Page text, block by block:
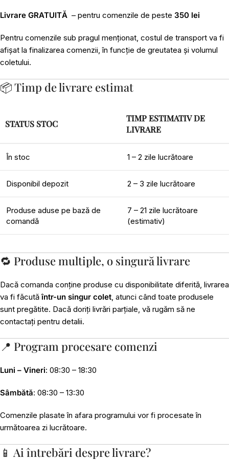
Livrare GRATUITĂ – pentru comenzile de peste 350 lei
Pentru comenzile sub pragul menționat, costul de transport va fi
afișat la finalizarea comenzii, în funcție de greutatea și volumul
coletului.
📦 Timp de livrare estimat
STATUS STOC
TIMP ESTIMATIV DE
LIVRARE
În stoc 1 – 2 zile lucrătoare
Disponibil depozit 2 – 3 zile lucrătoare
Produse aduse pe bază de
comandă
7 – 21 zile lucrătoare
(estimativ)
🔁 Produse multiple, o singură livrare
Dacă comanda conține produse cu disponibilitate diferită, livrarea
va fi făcutăîntr-un singur colet, atunci când toate produsele
sunt pregătite. Dacă doriți livrări parțiale, vă rugăm să ne
contactați pentru detalii.
📍 Program procesare comenzi
Luni – Vineri: 08:30 – 18:30
Sâmbătă: 08:30 – 13:30
Comenzile plasate în afara programului vor fi procesate în
următoarea zi lucrătoare.
📱 Ai întrebări despre livrare?